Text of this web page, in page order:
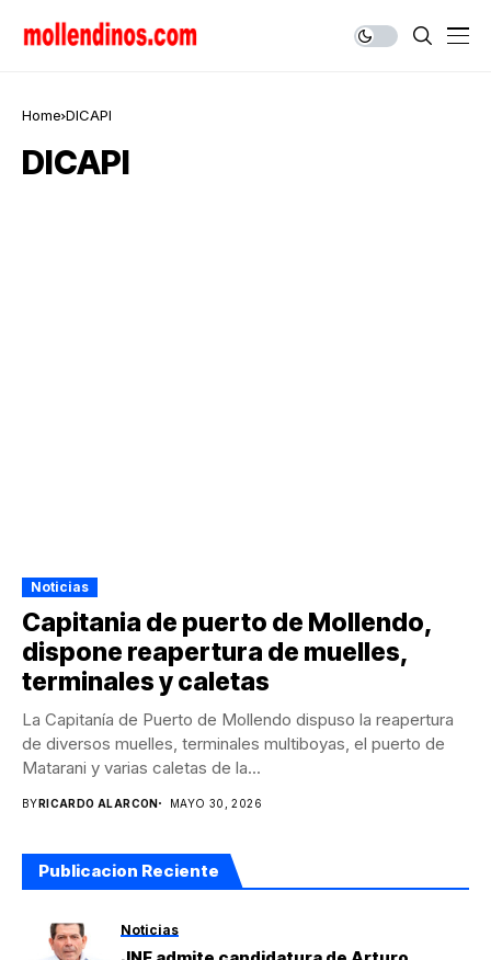
Home DICAPI
DICAPI
Noticias
Capitania de puerto de Mollendo,
dispone reapertura de muelles,
terminales y caletas
La Capitanía de Puerto de Mollendo dispuso la reapertura
de diversos muelles, terminales multiboyas, el puerto de
Matarani y varias caletas de la...
BY RICARDO ALARCON MAYO 30, 2026
Publicacion Reciente
Noticias